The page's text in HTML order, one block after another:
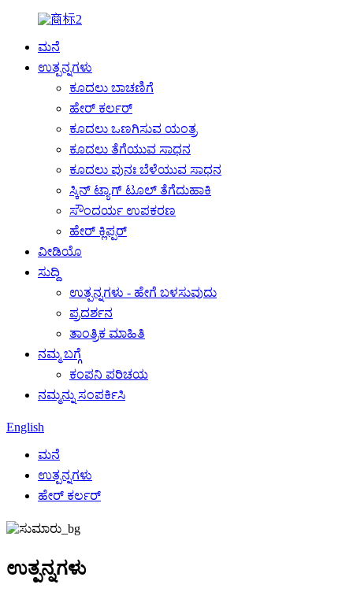
ಮನೆ
ಉತ್ಪನ್ನಗಳು
ಕೂದಲು ಬಾಚಣಿಗೆ
ಹೇರ್ ಕರ್ಲರ್
ಕೂದಲು ಒಣಗಿಸುವ ಯಂತ್ರ
ಕೂದಲು ತೆಗೆಯುವ ಸಾಧನ
ಕೂದಲು ಪುನಃ ಬೆಳೆಯುವ ಸಾಧನ
ಸ್ಕಿನ್ ಟ್ಯಾಗ್ ಟೂಲ್ ತೆಗೆದುಹಾಕಿ
ಸೌಂದರ್ಯ ಉಪಕರಣ
ಹೇರ್ ಕ್ಲಿಪ್ಪರ್
ವೀಡಿಯೊ
ಸುದ್ದಿ
ಉತ್ಪನ್ನಗಳು - ಹೇಗೆ ಬಳಸುವುದು
ಪ್ರದರ್ಶನ
ತಾಂತ್ರಿಕ ಮಾಹಿತಿ
ನಮ್ಮ ಬಗ್ಗೆ
ಕಂಪನಿ ಪರಿಚಯ
ನಮ್ಮನ್ನು ಸಂಪರ್ಕಿಸಿ
English
ಮನೆ
ಉತ್ಪನ್ನಗಳು
ಹೇರ್ ಕರ್ಲರ್
ಉತ್ಪನ್ನಗಳು